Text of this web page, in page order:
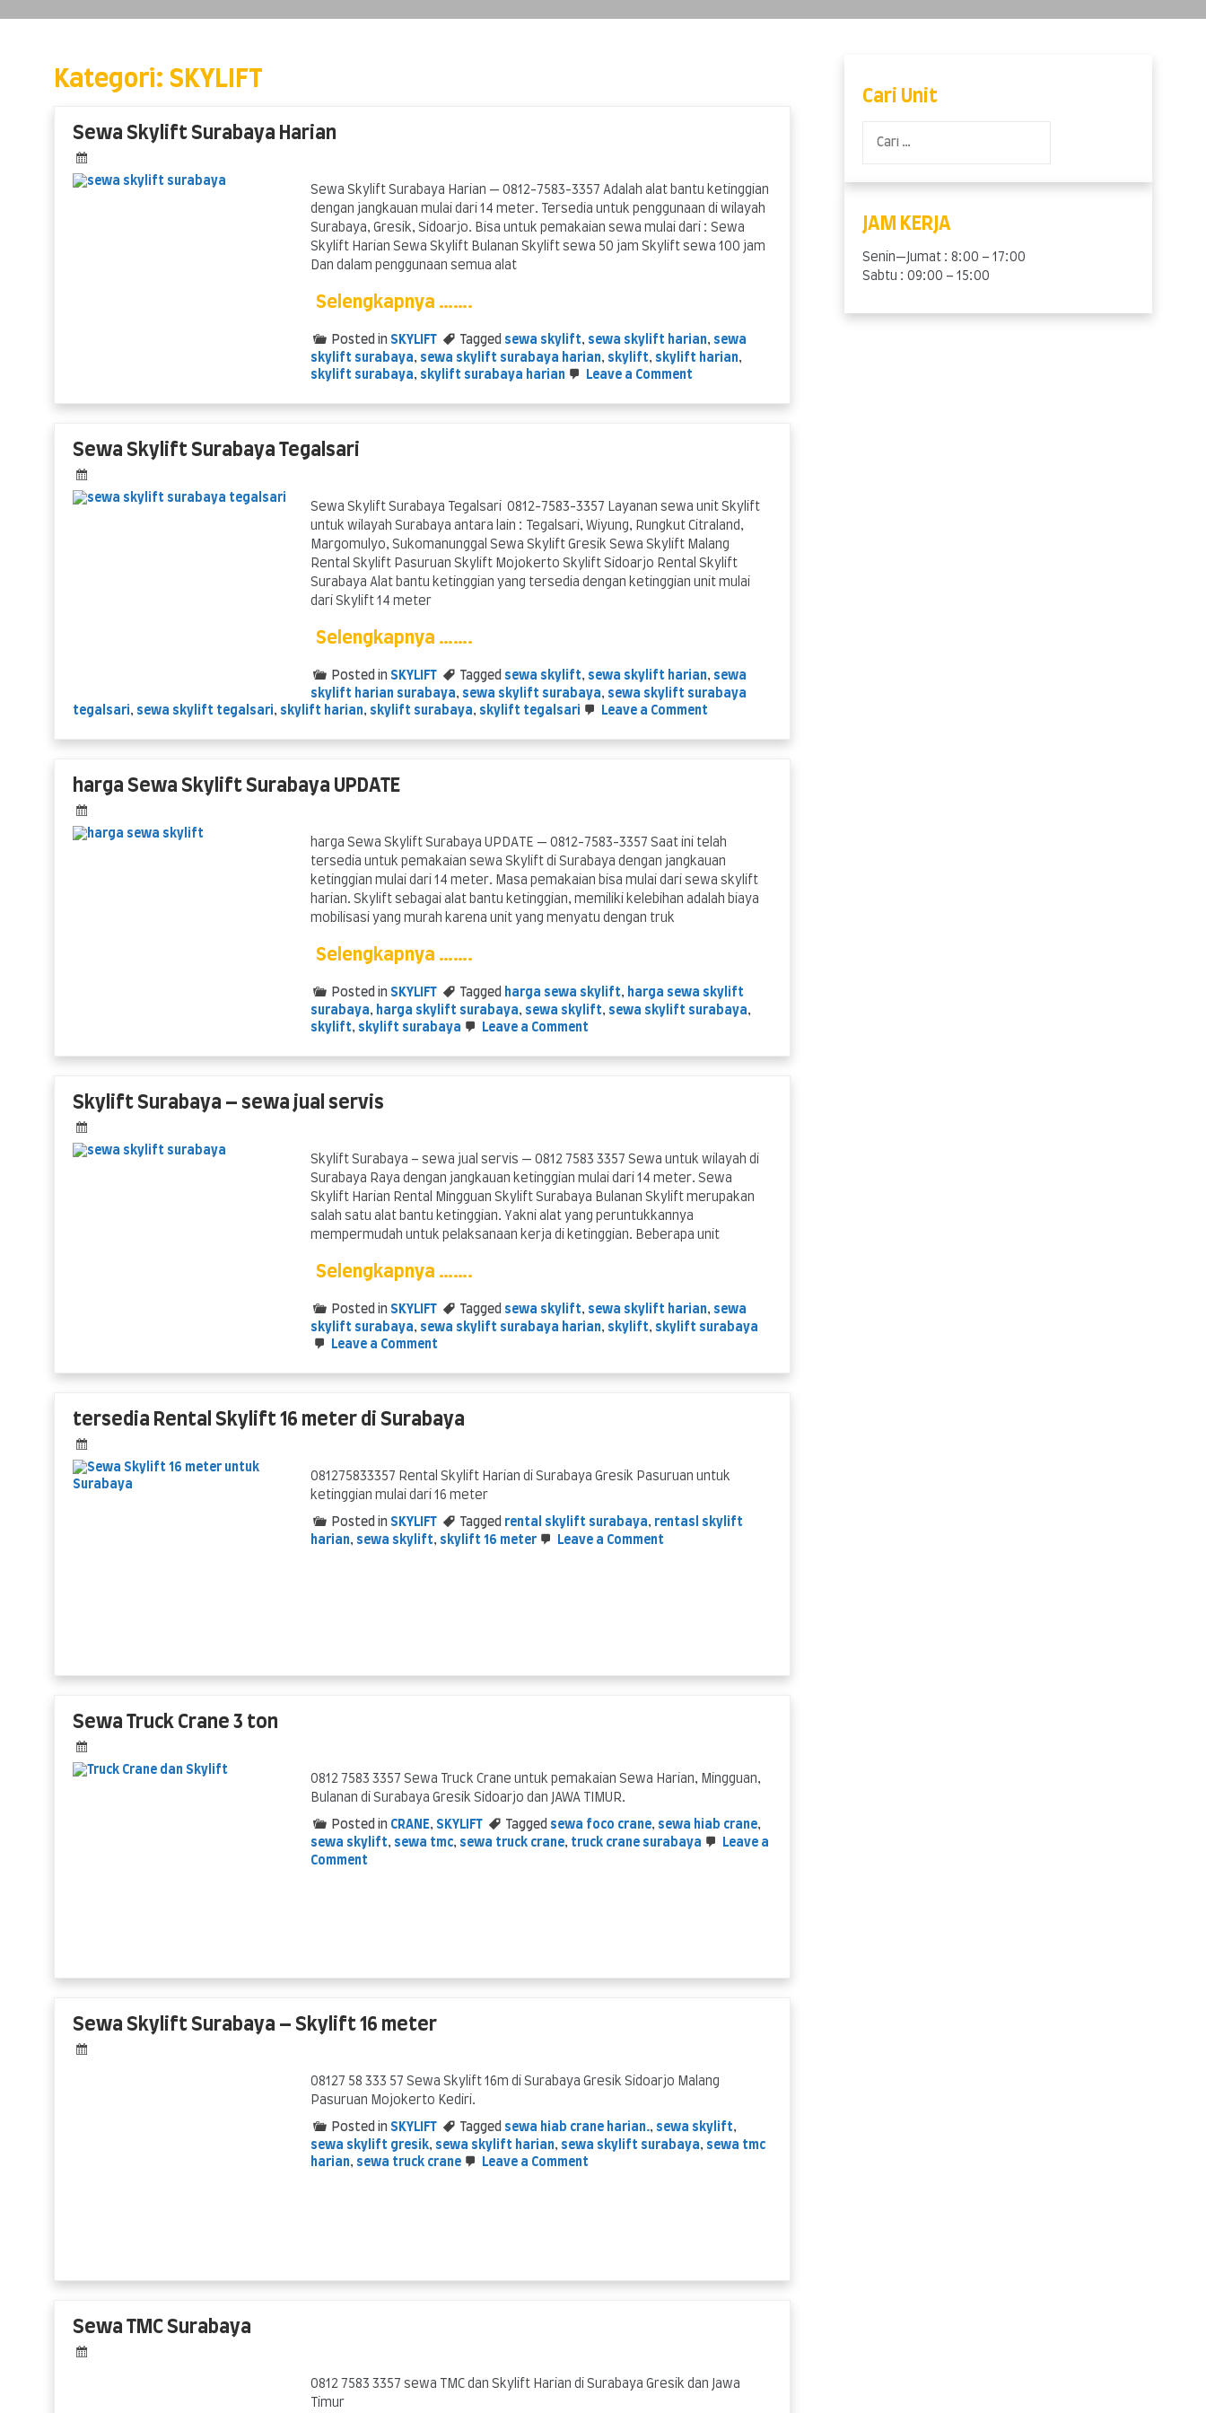
Kategori: SKYLIFT
Sewa Skylift Surabaya Harian
Sewa Skylift Surabaya Harian — 0812-7583-3357 Adalah alat bantu ketinggian
dengan jangkauan mulai dari 14 meter. Tersedia untuk penggunaan di wilayah
Surabaya, Gresik, Sidoarjo. Bisa untuk pemakaian sewa mulai dari : Sewa
Skylift Harian Sewa Skylift Bulanan Skylift sewa 50 jam Skylift sewa 100 jam
Dan dalam penggunaan semua alat
Selengkapnya …….
Posted in SKYLIFT Tagged sewa skylift, sewa skylift harian, sewa
skylift surabaya, sewa skylift surabaya harian, skylift, skylift harian,
skylift surabaya, skylift surabaya harian Leave a Commenton
Sewa Skylift Surabaya Tegalsari
Sewa Skylift Surabaya Tegalsari 0812-7583-3357 Layanan sewa unit Skylift
untuk wilayah Surabaya antara lain : Tegalsari, Wiyung, Rungkut Citraland,
Margomulyo, Sukomanunggal Sewa Skylift Gresik Sewa Skylift Malang
Rental Skylift Pasuruan Skylift Mojokerto Skylift Sidoarjo Rental Skylift
Surabaya Alat bantu ketinggian yang tersedia dengan ketinggian unit mulai
dari Skylift 14 meter
Selengkapnya …….
Posted in SKYLIFT Tagged sewa skylift, sewa skylift harian, sewa
skylift harian surabaya, sewa skylift surabaya, sewa skylift surabaya
tegalsari, sewa skylift tegalsari, skylift harian, skylift surabaya, skylift tegalsari Leave a Commenton
harga Sewa Skylift Surabaya UPDATE
harga Sewa Skylift Surabaya UPDATE — 0812-7583-3357 Saat ini telah
tersedia untuk pemakaian sewa Skylift di Surabaya dengan jangkauan
ketinggian mulai dari 14 meter. Masa pemakaian bisa mulai dari sewa skylift
harian. Skylift sebagai alat bantu ketinggian, memiliki kelebihan adalah biaya
mobilisasi yang murah karena unit yang menyatu dengan truk
Selengkapnya …….
Posted in SKYLIFT Tagged harga sewa skylift, harga sewa skylift
surabaya, harga skylift surabaya, sewa skylift, sewa skylift surabaya,
skylift, skylift surabaya Leave a Commenton
Skylift Surabaya – sewa jual servis
Skylift Surabaya – sewa jual servis — 0812 7583 3357 Sewa untuk wilayah di
Surabaya Raya dengan jangkauan ketinggian mulai dari 14 meter. Sewa
Skylift Harian Rental Mingguan Skylift Surabaya Bulanan Skylift merupakan
salah satu alat bantu ketinggian. Yakni alat yang peruntukkannya
mempermudah untuk pelaksanaan kerja di ketinggian. Beberapa unit
Selengkapnya …….
Posted in SKYLIFT Tagged sewa skylift, sewa skylift harian, sewa
skylift surabaya, sewa skylift surabaya harian, skylift, skylift surabaya
Leave a Commenton
sewa
jual
tersedia Rental Skylift 16 meter di Surabaya
081275833357 Rental Skylift Harian di Surabaya Gresik Pasuruan untuk
ketinggian mulai dari 16 meter
Posted in SKYLIFT Tagged rental skylift surabaya, rentasl skylift
harian, sewa skylift, skylift 16 meter Leave a Commenton
Sewa Truck Crane 3 ton
0812 7583 3357 Sewa Truck Crane untuk pemakaian Sewa Harian, Mingguan,
Bulanan di Surabaya Gresik Sidoarjo dan JAWA TIMUR.
Posted in CRANE, SKYLIFT Tagged sewa foco crane, sewa hiab crane,
sewa skylift, sewa tmc, sewa truck crane, truck crane surabaya
Leave a
Commenton
Sewa Skylift Surabaya – Skylift 16 meter
08127 58 333 57 Sewa Skylift 16m di Surabaya Gresik Sidoarjo Malang
Pasuruan Mojokerto Kediri.
Posted in SKYLIFT Tagged sewa hiab crane harian., sewa skylift,
sewa skylift gresik, sewa skylift harian, sewa skylift surabaya, sewa tmc
harian, sewa truck crane Leave a Commenton
meter
Sewa TMC Surabaya
0812 7583 3357 sewa TMC dan Skylift Harian di Surabaya Gresik dan Jawa
Timur
Cari Unit
untuk:
JAM KERJA
Senin—Jumat : 8:00 – 17:00
Sabtu : 09:00 – 15:00